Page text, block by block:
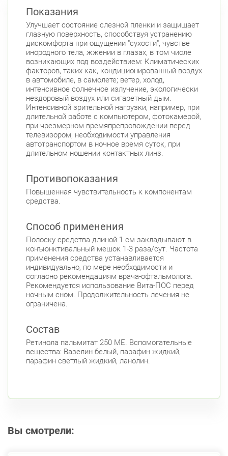
Красносельский район
Ленинский пр., д.78, к.1 Круглосуточно
Юго-Западная
Ленинский пр., д. 88 Круглосуточно
Юго-Западная
Невский район
ул. Чудновского, д. 19 (Российский пр., д. 7)
Круглосуточно
Проспект Большевиков
ул. Дыбенко ул., д. 8, к. 3 Круглосуточно
Улица Дыбенко
Петроградский район
Чкаловский пр., д. 60
Чкаловская
Б. Монетная ул., д. 10 Круглосуточно
Горьковская
Петроградская
Чкаловская
Приморский район
Туристская ул., д.28 к.1 Круглосуточно
Беговая
Беговая
пр. Королёва, д. 61 Круглосуточно
Комендантский пр.
Коломяжский пр. 26 (Аллея Поликарпова, д.
Показания
Улучшает состояние слезной пленки и защищает
глазную поверхность, способствуя устранению
дискомфорта при ощущении "сухости", чувстве
инородного тела, жжении в глазах, в том числе
возникающих под воздействием: Климатических
факторов, таких как, кондиционированный воздух
в автомобиле, в самолете; ветер, холод,
интенсивное солнечное излучение, экологически
нездоровый воздух или сигаретный дым.
Интенсивной зрительной нагрузки, например, при
длительной работе с компьютером, фотокамерой,
при чрезмерном времяпрепровождении перед
телевизором, необходимости управления
автотранспортом в ночное время суток, при
длительном ношении контактных линз.
Противопоказания
Повышенная чувствительность к компонентам
средства.
Способ применения
Полоску средства длиной 1 см закладывают в
конъюнктивальный мешок 1-3 раза/сут. Частота
применения средства устанавливается
индивидуально, по мере необходимости и
согласно рекомендациям врача-офтальмолога.
Рекомендуется использование Вита-ПОС перед
ночным сном. Продолжительность лечения не
ограничена.
Состав
Ретинола пальмитат 250 МЕ. Вспомогательные
вещества: Вазелин белый, парафин жидкий,
парафин светлый жидкий, ланолин.
Вы смотрели: